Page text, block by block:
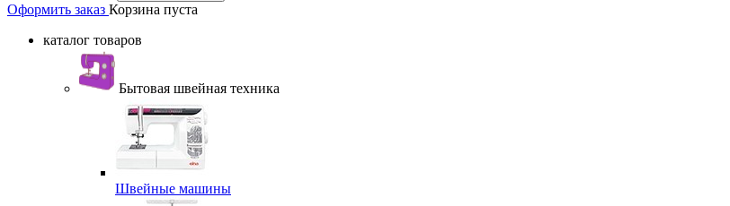
Оформить заказ Корзина пуста
каталог товаров
Бытовая швейная техника
Швейные машины